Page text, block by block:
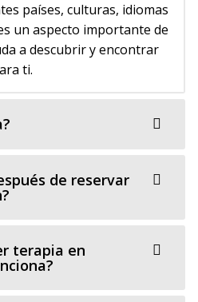
países, culturas, idiomas
un aspecto importante de
a descubrir y encontrar
ti.
de reservar
terapia en